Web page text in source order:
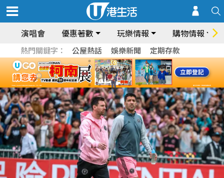
演唱會 優惠著數 玩樂情報 購物情報
熱門關鍵字： 公屋熱話 娛樂新聞 定期存款